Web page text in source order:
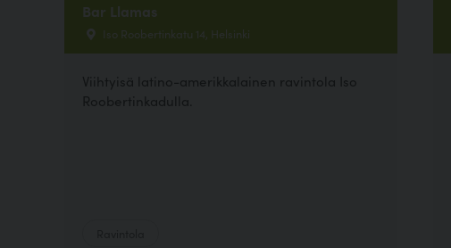
Bar Llamas
Iso Roobertinkatu 14, Helsinki
Viihtyisä latino-amerikkalainen ravintola Iso
Roobertinkadulla.